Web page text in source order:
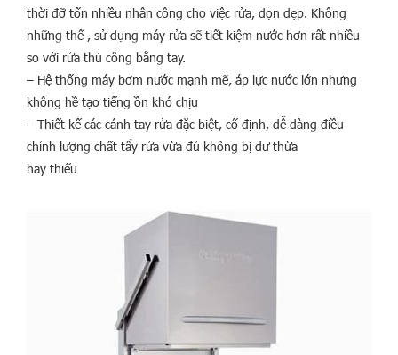
thời đỡ tốn nhiều nhân công cho việc rửa, dọn dẹp. Không
những thế , sử dụng máy rửa sẽ tiết kiệm nước hơn rất nhiều
so với rửa thủ công bằng tay.
– Hệ thống máy bơm nước mạnh mẽ, áp lực nước lớn nhưng
không hề tạo tiếng ồn khó chịu
– Thiết kế các cánh tay rửa đặc biệt, cố định, dễ dàng điều
chỉnh lượng chất tẩy rửa vừa đủ không bị dư thừa
hay thiếu